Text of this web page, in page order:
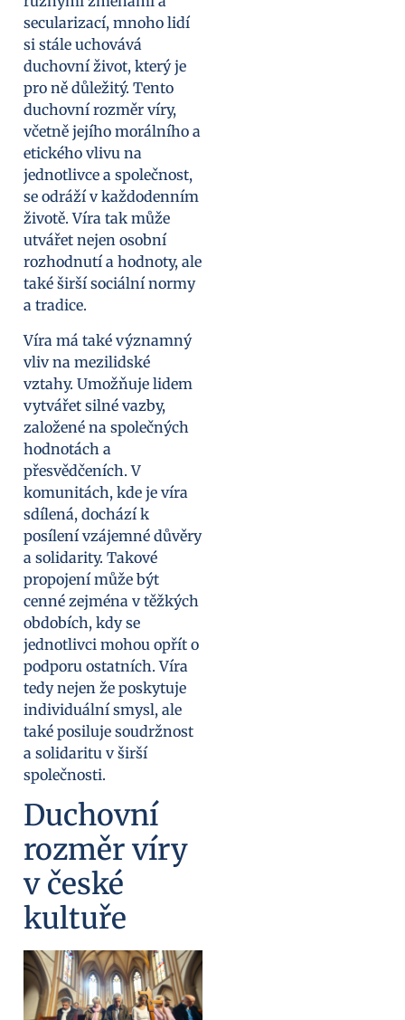
secularizací, mnoho lidí
si stále uchovává
duchovní život, který je
pro ně důležitý. Tento
duchovní rozměr víry,
včetně jejího morálního a
etického vlivu na
jednotlivce a společnost,
se odráží v každodenním
životě. Víra tak může
utvářet nejen osobní
rozhodnutí a hodnoty, ale
také širší sociální normy
a tradice.
Víra má také významný
vliv na mezilidské
vztahy. Umožňuje lidem
vytvářet silné vazby,
založené na společných
hodnotách a
přesvědčeních. V
komunitách, kde je víra
sdílená, dochází k
posílení vzájemné důvěry
a solidarity. Takové
propojení může být
cenné zejména v těžkých
obdobích, kdy se
jednotlivci mohou opřít o
podporu ostatních. Víra
tedy nejen že poskytuje
individuální smysl, ale
také posiluje soudržnost
a solidaritu v širší
společnosti.
Duchovní
rozměr víry
v české
kultuře